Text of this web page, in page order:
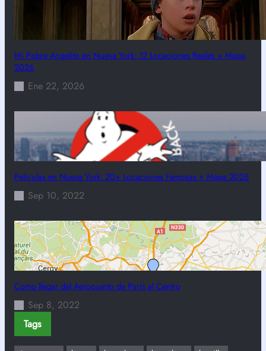
Mi Pobre Angelito en Nueva York: 12 Locaciones Reales + Mapa
2026
Ene 22, 2026
Películas en Nueva York: 20+ Locaciones Famosas + Mapa 2026
Sep 10, 2022
Como llegar del Aeropuerto de París al Centro
Sep 8, 2022
Tags